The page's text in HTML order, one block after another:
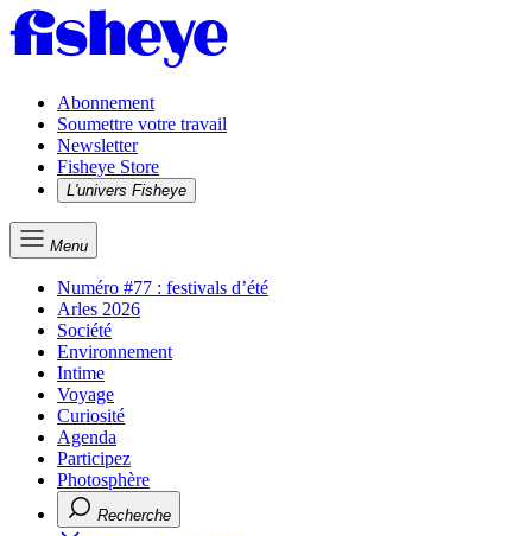
Abonnement
Soumettre votre travail
Newsletter
Fisheye Store
L'univers Fisheye
Menu
Numéro #77 : festivals d’été
Arles 2026
Société
Environnement
Intime
Voyage
Curiosité
Agenda
Participez
Photosphère
Recherche